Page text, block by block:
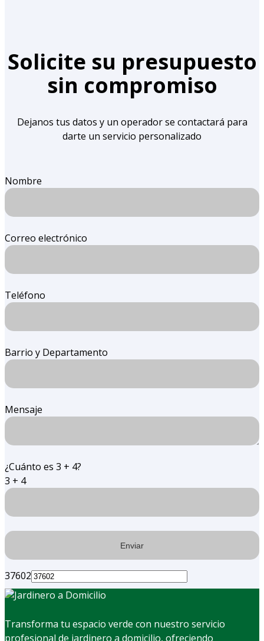
Solicite su presupuesto
sin compromiso
Dejanos tus datos y un operador se contactará para
darte un servicio personalizado
Nombre
Correo electrónico
Teléfono
Barrio y Departamento
Mensaje
¿Cuánto es 3 + 4?
3 + 4
37602
Transforma tu espacio verde con nuestro servicio
profesional de jardinero a domicilio, ofreciendo